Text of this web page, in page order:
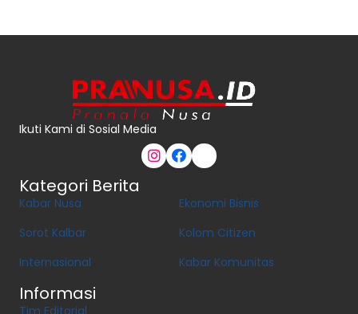
Ikuti Kami di Sosial Media
Kategori Berita
Kabar Nusa
Sorot Kalbar
Internasional
Ekonomi Bisnis
Kolom Citizen
Kabar Komunitas
Informasi
Tim Editorial